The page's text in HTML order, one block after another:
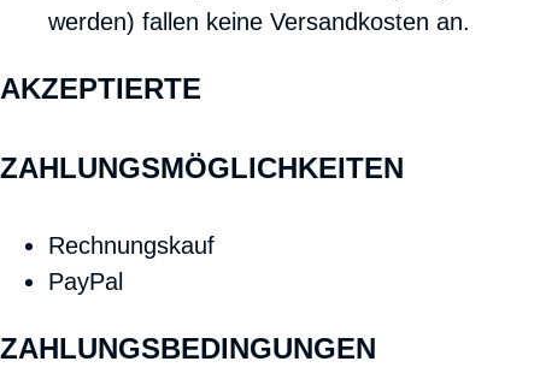
werden) fallen keine Versandkosten an.
AKZEPTIERTE
ZAHLUNGSMÖGLICHKEITEN
Rechnungskauf
PayPal
ZAHLUNGSBEDINGUNGEN